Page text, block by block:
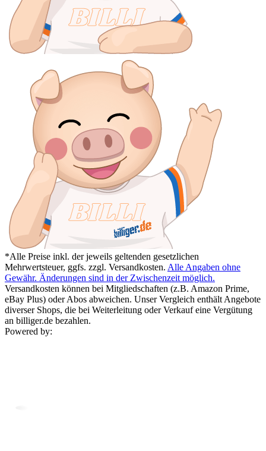
*Alle Preise inkl. der jeweils geltenden gesetzlichen
Mehrwertsteuer, ggfs. zzgl. Versandkosten. Alle Angaben ohne
Gewähr. Änderungen sind in der Zwischenzeit möglich.
Versandkosten können bei Mitgliedschaften (z.B. Amazon Prime,
eBay Plus) oder Abos abweichen. Unser Vergleich enthält Angebote
diverser Shops, die bei Weiterleitung oder Verkauf eine Vergütung
an billiger.de bezahlen.
Powered by: